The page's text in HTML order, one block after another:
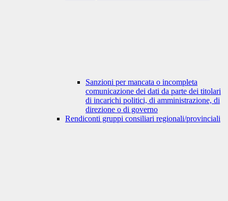
Sanzioni per mancata o incompleta
comunicazione dei dati da parte dei titolari
di incarichi politici, di amministrazione, di
direzione o di governo
Rendiconti gruppi consiliari regionali/provinciali